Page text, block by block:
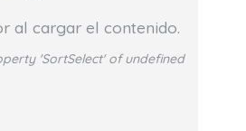
al cargar el contenido.
'SortSelect' of undefined